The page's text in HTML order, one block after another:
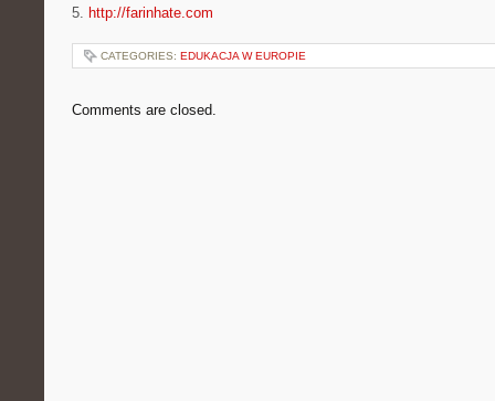
5. http://farinhate.com
CATEGORIES: EDUKACJA W EUROPIE
Comments are closed.